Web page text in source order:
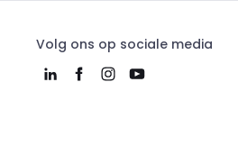
Volg ons op sociale media